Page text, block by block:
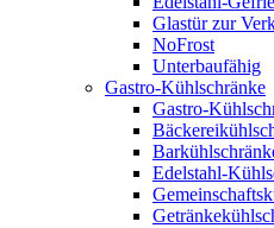
Glastür zur
NoFrost
Unterbaufähig
Gastro-Kühlschränke
Gastro-
Edelstahl-